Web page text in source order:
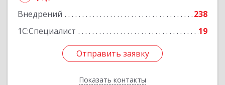
Внедрений
238
1С:Специалист
19
Отправить заявку
Показать контакты
Отправить заявку
Назад